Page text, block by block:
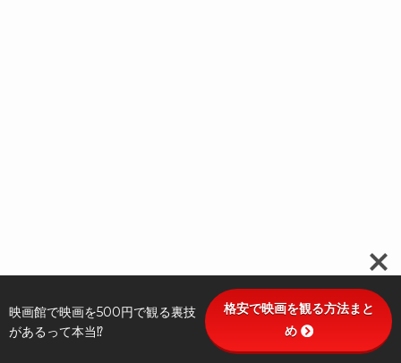
映画館で映画を500円で観る裏技
があるって本当⁉
格安で映画を観る方法まと
め